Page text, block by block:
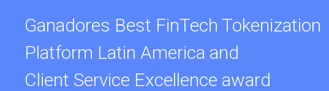
Ganadores Best FinTech Tokenization
Platform Latin America and
Client Service Excellence award